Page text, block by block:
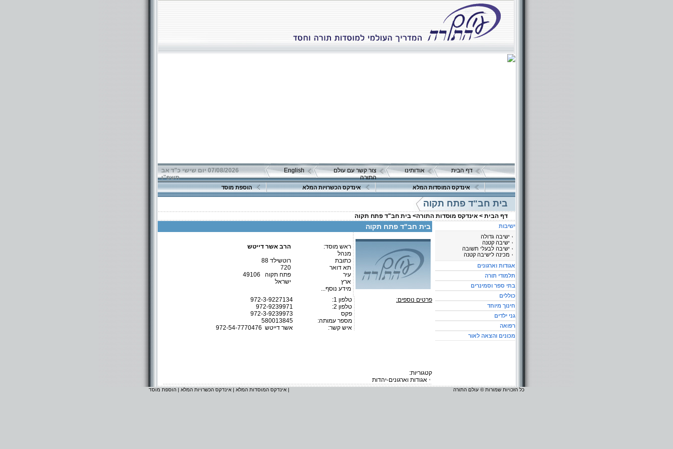
דף הבית אודותינו
צור קשר עם עולם
התורה
English
07/08/2026 יום שישי כ"ד אב
תשפ"ו
אינדקס המוסדות המלא אינדקס הכשרויות המלא הוספת מוסד
בית חב"ד פתח תקוה
דף הבית > אינדקס מוסדות התורה> בית חב"ד פתח תקוה
בית חב"ד פתח תקוה
ראש מוסד:
הרב אשר דייטש
מנהל
כתובת
רוטשילד 88
תא דואר
720
עיר
פתח תקוה 49106
ארץ
ישראל
מידע נוסף...
פרטים נוספים:
טלפון 1:
טלפון 2:
פקס
מספר עמותה:
איש קשר:
972-3-9227134
972-9239971
972-3-9239973
580013845
אשר דייטש 972-54-7770476
קטגוריות:
אגודות וארגונים-יהדות
ישיבות
ישיבה גדולה
ישיבה קטנה
ישיבה לבעלי תשובה
מכינה לישיבה קטנה
אגודות וארגונים
תלמודי תורה
בתי ספר וסמינרים
כוללים
חינוך מיוחד
גני ילדים
רפואה
מכונים והצאה לאור
כל הזכויות שמורות © עולם התורה אינדקס המוסדות המלא | אינדקס הכשרויות המלא | הוספת מוסד |